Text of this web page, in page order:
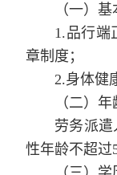
（一）
1.品行端
章制度；
2.身体健
（二）
劳务派
性年龄不超过